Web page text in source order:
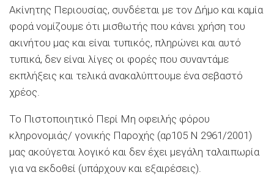
Ακίνητης Περιουσίας, συνδέεται με τον Δήμο και καμία
φορά νομίζουμε ότι μισθωτής που κάνει χρήση του
ακινήτου μας και είναι τυπικός, πληρώνει και αυτό
τυπικά, δεν είναι λίγες οι φορές που συναντάμε
εκπλήξεις και τελικά ανακαλύπτουμε ένα σεβαστό
χρέος.
Το Πιστοποιητικό Περί Μη οφειλής φόρου
κληρονομιάς/ γονικής Παροχής (αρ105 Ν 2961/2001)
μας ακούγεται λογικό και δεν έχει μεγάλη ταλαιπωρία
για να εκδοθεί (υπάρχουν και εξαιρέσεις).